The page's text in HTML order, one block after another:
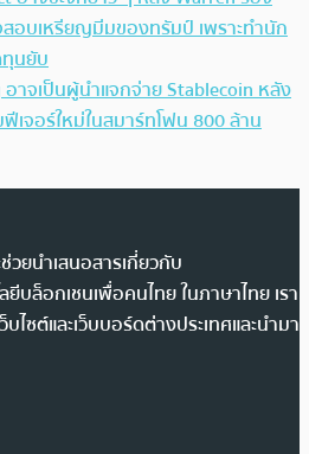
สอบเหรียญมีมของทรัมป์ เพราะทำนัก
นยับ
อาจเป็นผู้นำแจกจ่าย Stablecoin หลัง
เจอร์ใหม่ในสมาร์ทโฟน 800 ล้าน
ยนำเสนอสารเกี่ยวกับ
ยีบล็อกเชนเพื่อคนไทย ในภาษาไทย เรา
ซต์และเว็บบอร์ดต่างประเทศและนำมา